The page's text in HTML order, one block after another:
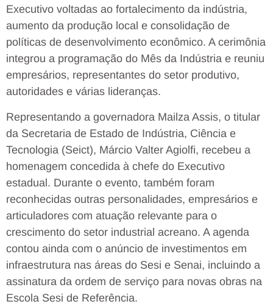
Executivo voltadas ao fortalecimento da indústria,
aumento da produção local e consolidação de
políticas de desenvolvimento econômico. A cerimônia
integrou a programação do Mês da Indústria e reuniu
empresários, representantes do setor produtivo,
autoridades e várias lideranças.
Representando a governadora Mailza Assis, o titular
da Secretaria de Estado de Indústria, Ciência e
Tecnologia (Seict), Márcio Valter Agiolfi, recebeu a
homenagem concedida à chefe do Executivo
estadual. Durante o evento, também foram
reconhecidas outras personalidades, empresários e
articuladores com atuação relevante para o
crescimento do setor industrial acreano. A agenda
contou ainda com o anúncio de investimentos em
infraestrutura nas áreas do Sesi e Senai, incluindo a
assinatura da ordem de serviço para novas obras na
Escola Sesi de Referência.